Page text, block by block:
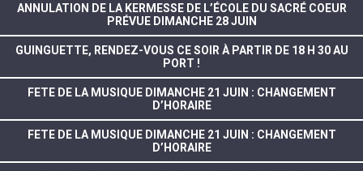
ANNULATION DE LA KERMESSE DE L’ÉCOLE DU SACRÉ COEUR
PRÉVUE DIMANCHE 28 JUIN
GUINGUETTE, RENDEZ-VOUS CE SOIR À PARTIR DE 18 H 30 AU
PORT !
FETE DE LA MUSIQUE DIMANCHE 21 JUIN : CHANGEMENT
D’HORAIRE
FETE DE LA MUSIQUE DIMANCHE 21 JUIN : CHANGEMENT
D’HORAIRE